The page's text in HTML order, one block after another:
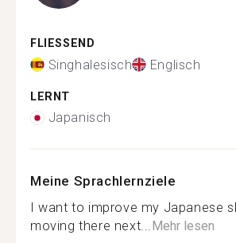
FLIESSEND
Singhalesisch Englisch
LERNT
Japanisch
Meine Sprachlernziele
I want to improve my Japanese
moving there next...Mehr lesen